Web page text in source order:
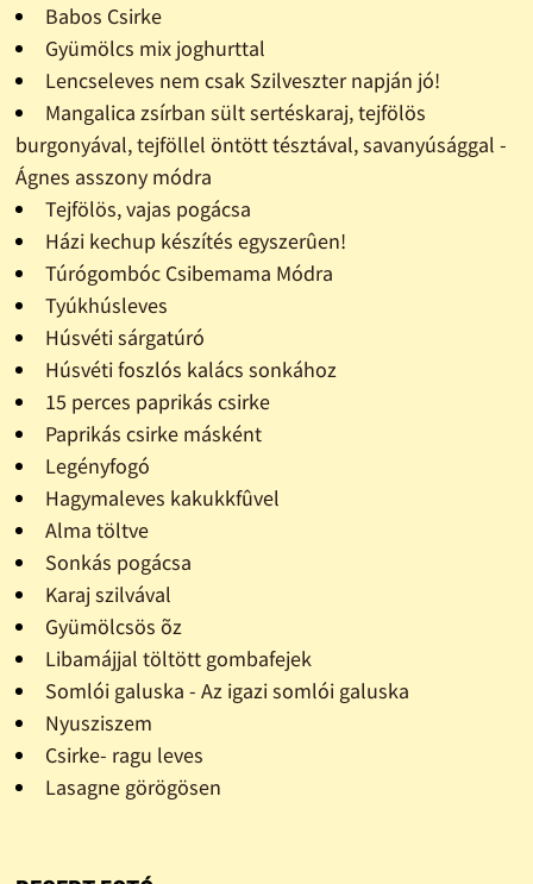
Babos Csirke
Gyümölcs mix joghurttal
Lencseleves nem csak Szilveszter napján jó!
Mangalica zsírban sült sertéskaraj, tejfölös
burgonyával, tejföllel öntött tésztával, savanyúsággal -
Ágnes asszony módra
Tejfölös, vajas pogácsa
Házi kechup készítés egyszerûen!
Túrógombóc Csibemama Módra
Tyúkhúsleves
Húsvéti sárgatúró
Húsvéti foszlós kalács sonkához
15 perces paprikás csirke
Paprikás csirke másként
Legényfogó
Hagymaleves kakukkfûvel
Alma töltve
Sonkás pogácsa
Karaj szilvával
Gyümölcsös õz
Libamájjal töltött gombafejek
Somlói galuska - Az igazi somlói galuska
Nyusziszem
Csirke- ragu leves
Lasagne görögösen